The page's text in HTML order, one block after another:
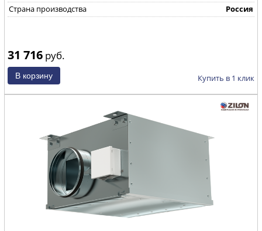
Страна производства
Россия
31 716 руб.
Купить в 1 клик